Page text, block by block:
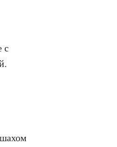
с